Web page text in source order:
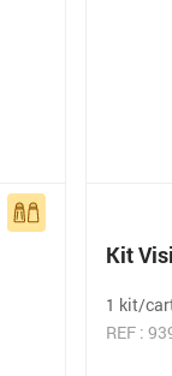
Kit
1 kit/
REF :